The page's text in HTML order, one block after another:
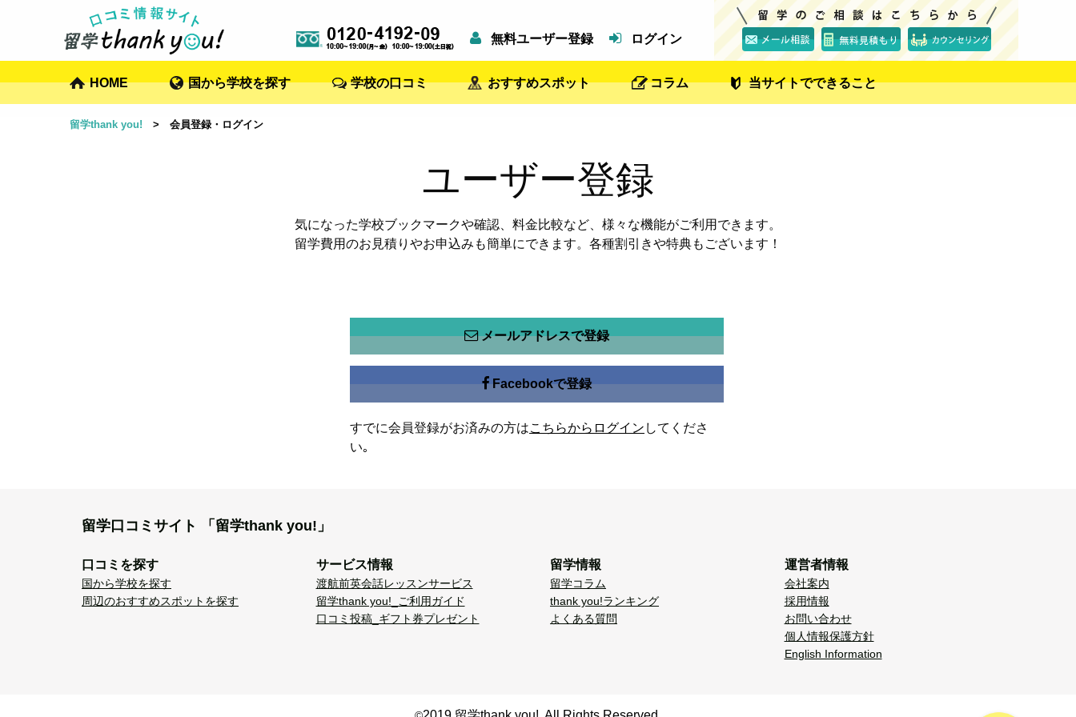
無料ユーザー登録 ログイン
HOME 国から学校を探す 学校の口コミ おすすめスポット コラム 当サイトでできること
留学thank you! > 会員登録・ログイン
ユーザー登録
気になった学校ブックマークや確認、料金比較など、様々な機能がご利用できます。
留学費用のお見積りやお申込みも簡単にできます。各種割引きや特典もございます！
メールアドレスで登録
Facebookで登録
すでに会員登録がお済みの方はこちらからログイン してくださ
い｡
留学口コミサイト 「留学thank you!」
口コミを探す
国から学校を探す
周辺のおすすめスポットを探す
サービス情報
渡航前英会話レッスンサービス
留学thank you!_ご利用ガイド
口コミ投稿_ギフト券プレゼント
留学情報
留学コラム
thank you!ランキング
よくある質問
運営者情報
会社案内
採用情報
お問い合わせ
個人情報保護方針
English Information